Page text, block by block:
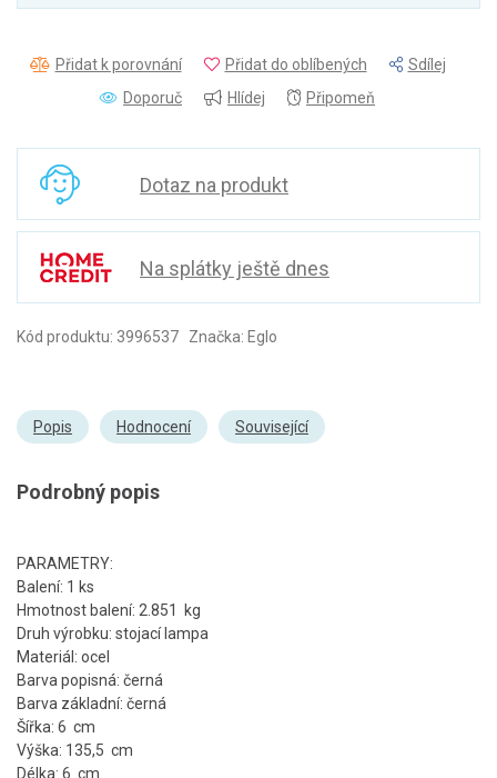
Přidat k porovnání Přidat do oblíbených
Sdílej
Doporuč
Hlídej Připomeň
Dotaz na produkt
Na splátky ještě dnes
Kód produktu: 3996537 Značka: Eglo
Popis Hodnocení Související
Podrobný popis
PARAMETRY:
Balení: 1 ks
Hmotnost balení: 2.851 kg
Druh výrobku: stojací lampa
Materiál: ocel
Barva popisná: černá
Barva základní: černá
Šířka: 6 cm
Výška: 135,5 cm
Délka: 6 cm